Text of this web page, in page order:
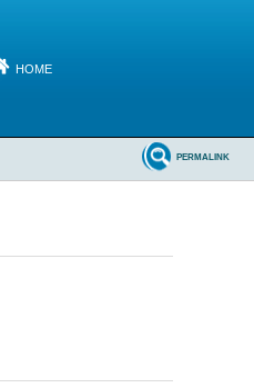
HOME
PERMALINK